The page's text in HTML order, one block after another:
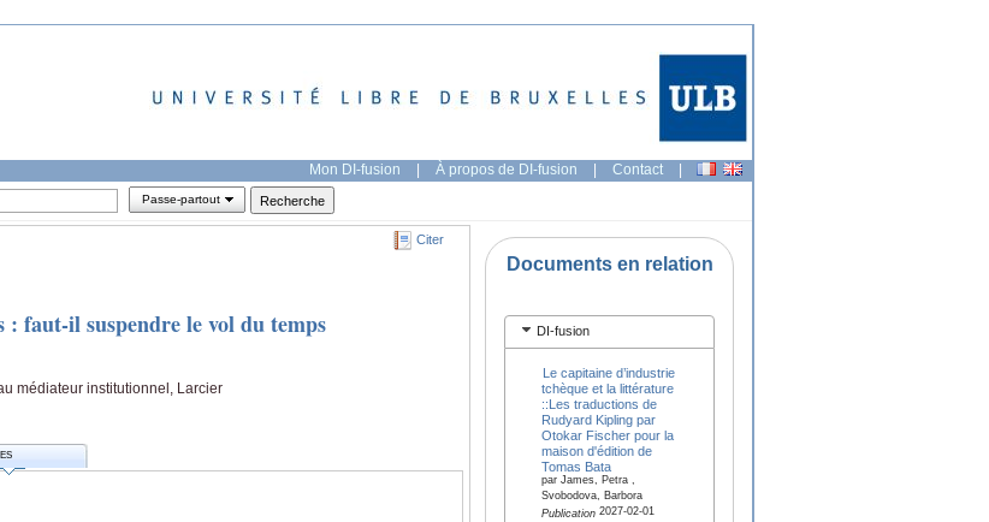
Mon DI-fusion | À propos de DI-fusion | Contact |
Passe-partout
Citer
faut-il suspendre le vol du temps
médiateur institutionnel, Larcier
Documents en relation
DI-fusion
Le capitaine d’industrie
tchèque et la littérature
::Les traductions de
Rudyard Kipling par
Otokar Fischer pour la
maison d'édition de
Tomas Bata
par James, Petra ,
Svobodova, Barbora
Publication2027-02-01